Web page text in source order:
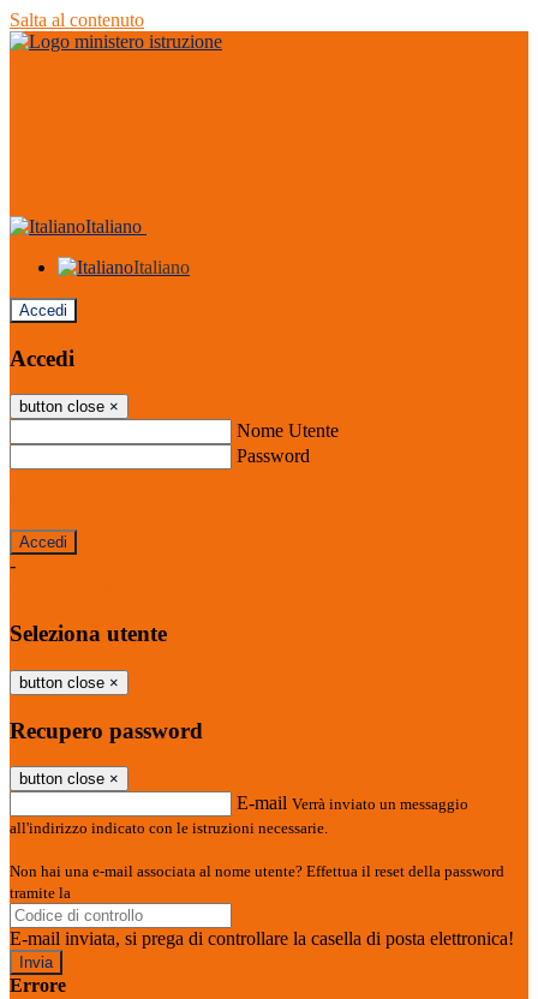
Salta al contenuto
Italiano
Italiano
Accedi
Accedi
button close ×
Nome Utente
Password
-
Seleziona utente
button close ×
Recupero password
button close ×
E-mail Verrà inviato un messaggio
all'indirizzo indicato con le istruzioni necessarie.
Non hai una e-mail associata al nome utente? Effettua il reset della password
tramite la
E-mail inviata, si prega di controllare la casella di posta elettronica!
Errore